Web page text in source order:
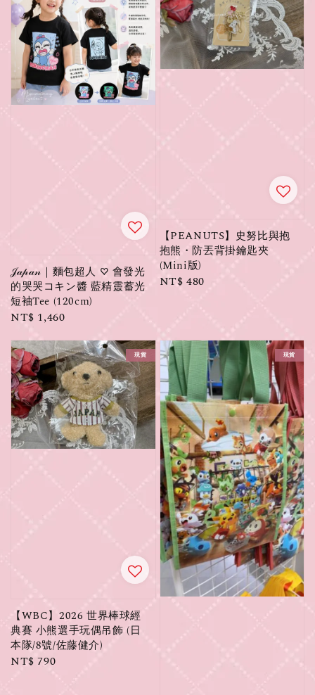
𝒥𝒶𝓅𝒶𝓃｜麵包超人 ♡ 會發光
的哭哭コキン醬 藍精靈蓄光
短袖Tee (120cm)
Regular
NT$ 1,460
【PEANUTS】史努比與抱
抱熊・防丟背掛鑰匙夾
(Mini版)
Regular
NT$ 480
現貨
【WBC】2026 世界棒球經
典賽 小熊選手玩偶吊飾 (日
本隊/8號/佐藤健介)
Regular
NT$ 790
現貨